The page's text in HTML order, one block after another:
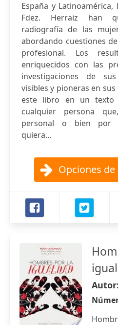
España y
Fdez. Herraiz han
radiografía de las
abordando cuestiones
profesional. Los
enriquecidos con las
investigaciones de
visibles y pioneras en
este libro en un texto
cualquier persona
personal o bien por
quiera...
Opciones de
Autor: